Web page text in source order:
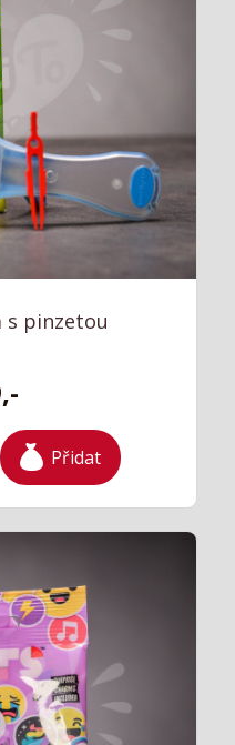
s pinzetou
Přidat